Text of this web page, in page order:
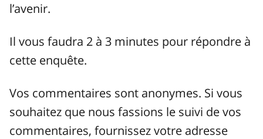
l’avenir.
Il vous faudra 2 à 3 minutes pour répondre à
cette enquête.
Vos commentaires sont anonymes. Si vous
souhaitez que nous fassions le suivi de vos
commentaires, fournissez votre adresse